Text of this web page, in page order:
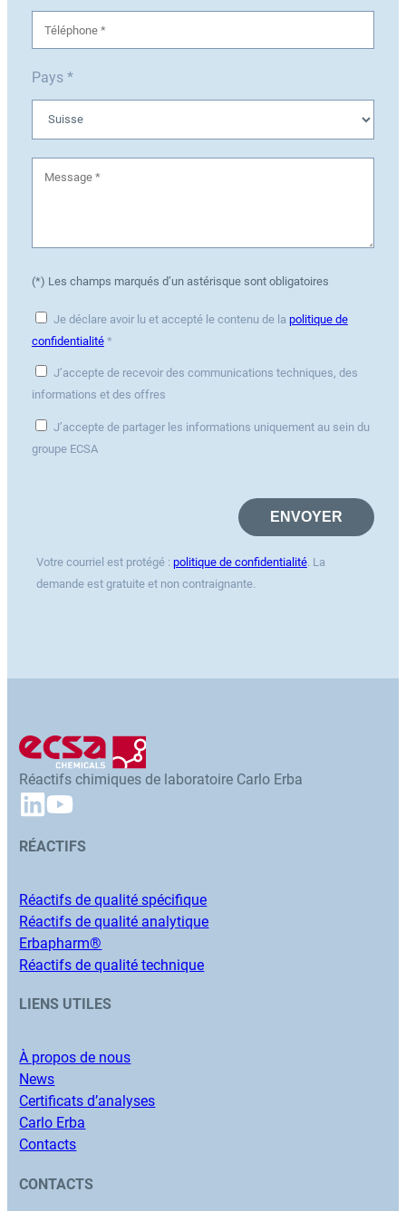
Pays *
(*) Les champs marqués d’un astérisque sont obligatoires
Je déclare avoir lu et accepté le contenu de la politique de
confidentialité*
J’accepte de recevoir des communications techniques, des
informations et des offres
J’accepte de partager les informations uniquement au sein du
groupe ECSA
Votre courriel est protégé : politique de confidentialité. La
demande est gratuite et non contraignante.
Réactifs chimiques de laboratoire Carlo Erba
RÉACTIFS
Réactifs de qualité spécifique
Réactifs de qualité analytique
Erbapharm®
Réactifs de qualité technique
LIENS UTILES
À propos de nous
News
Certificats d’analyses
Carlo Erba
Contacts
CONTACTS